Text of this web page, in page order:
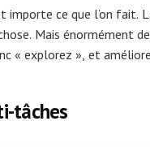
ce que l’on fait.
Mais énormément
« explorez », et
tâches